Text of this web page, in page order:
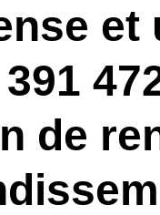
de